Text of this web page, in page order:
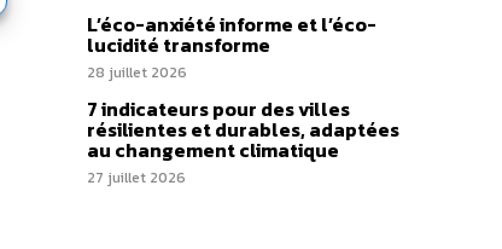
L’éco-anxiété informe et l’éco-
lucidité transforme
28 juillet 2026
7 indicateurs pour des villes
résilientes et durables, adaptées
au changement climatique
27 juillet 2026